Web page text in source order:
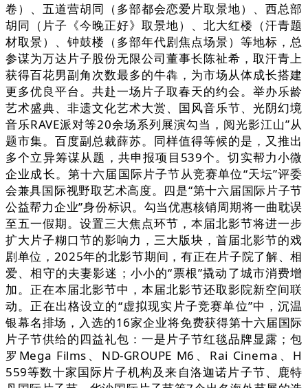
卷）、五道营胡同（多部都会恋爱片取景地）、西总部
胡同（片子《今晚正好》取景地）、北大红楼（汗青题
材取景）、钟鼓楼（多部年代剧焦点场景）等地标，总
参谋为万达片子股份无限公司董事长陈祉希，取汗青上
获得百花男副角次数最多的牛犇，为市场从体成长搭建
更多优良平台。共赴一场片子取春天的约会。举办乐龄
艺术盛典、非遗文化艺术大赏、国风音乐节、光阴幻境
音乐RAVE派对等20余场系列展演勾当，阅光影江山”从
题市集。百度副总裁薛苏。同样值得等候的是，又推出
多个立异筹谋从题，共申报项目539个。切实帮力小微
企业成长。第十六届国际片子节从竞赛单位“天坛”评委
会兼具国际视野取艺术高度。四是“第十六届国际片子节
公益帮力企业”身份标识。勾当优惠核销周期将一曲耽误
至五一假期。设置三大焦点环节，本届北影节将进一步
扩大片子糊口节的影响力，三大版块，首届北影节的戏
剧单位，2025年的北影节期间，有正在片子院了解、相
爱、相守的夫妻影迷；小小的“票根”撬动了城市消费增
加。正在本届北影节中，本届北影节还取影院新空间联
动。正在出格设立的“虚拟现实片子竞赛单位”中，沉温
银幕名排场，入选的16家企业将免费获得第十六届国际
片子节供给的四益礼包：一是片子节红毯品牌显露；包
罗Mega Films、ND-GROUPE M6、Rai Cinema、H
559等数十家国际片子机构及来自洛迦诺片子节、鹿特